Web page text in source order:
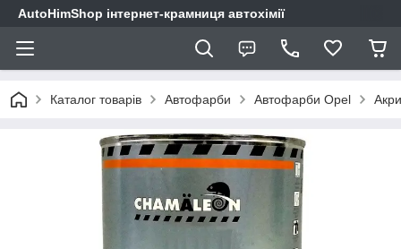
AutoHimShop інтернет-крамниця автохімії
Каталог товарів Автофарби Автофарби Opel